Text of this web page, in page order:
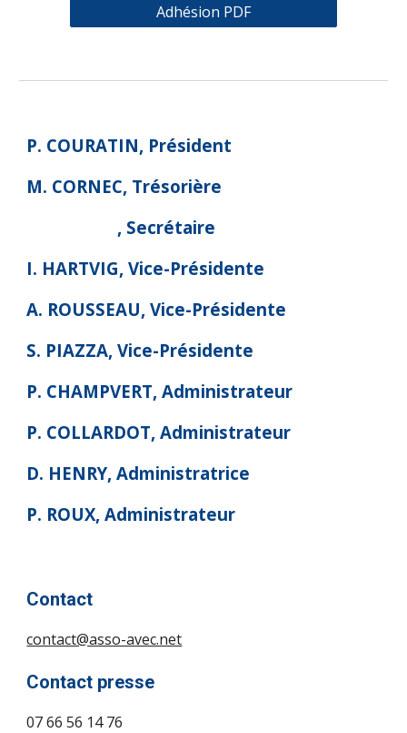
Adhésion PDF
P. COURATIN, Président
M. CORNEC, Trésorière
, Secrétaire
I. HARTVIG, Vice-Présidente
A. ROUSSEAU, Vice-Présidente
S. PIAZZA, Vice-Présidente
P. CHAMPVERT, Administrateur
P. COLLARDOT, Administrateur
D. HENRY, Administratrice
P. ROUX, Administrateur
Contact
contact@asso-avec.net
Contact presse
07 66 56 14 76